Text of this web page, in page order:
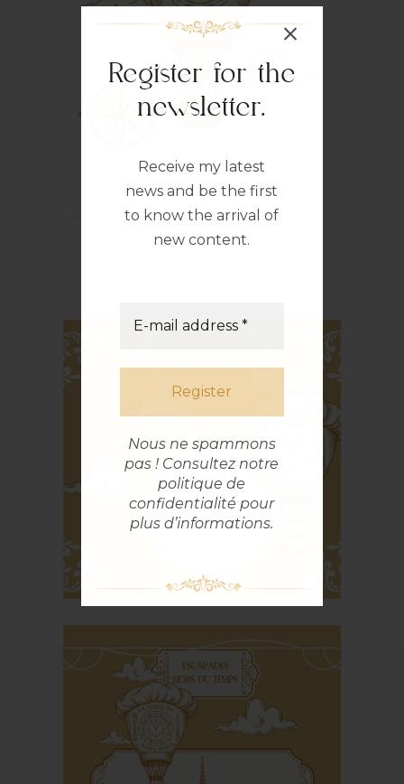
Les Grands Buffets à
Narbonne
Register for the
newsletter.
Receive my latest
news and be the first
to know the arrival of
new content.
Nous ne spammons
pas ! Consultez notre
politique de
confidentialité pour
plus d’informations.